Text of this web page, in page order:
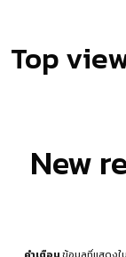
Top
New
คำเตือนข้อมูลที่แสดงใ